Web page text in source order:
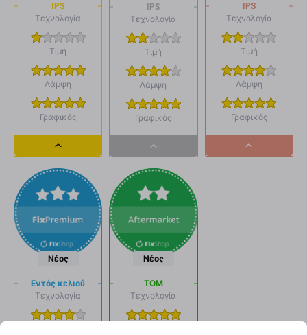
IPS
Τεχνολογία
Τιμή
Λάμψη
Γραφικός
Dropdown
button
IPS
Τεχνολογία
Τιμή
Λάμψη
Γραφικός
Dropdown
button
IPS
Τεχνολογία
Τιμή
Λάμψη
Γραφικός
Dropdown
Νέος
Εντός κελιού
Τεχνολογία
Νέος
ΤΟΜ
Τεχνολογία